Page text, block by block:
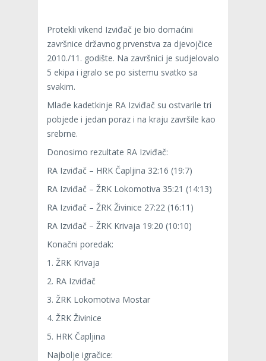
Protekli vikend Izviđač je bio domaćini
završnice državnog prvenstva za djevojčice
2010./11. godište. Na završnici je sudjelovalo
5 ekipa i igralo se po sistemu svatko sa
svakim.
Mlađe kadetkinje RA Izviđač su ostvarile tri
pobjede i jedan poraz i na kraju završile kao
srebrne.
Donosimo rezultate RA Izviđač:
RA Izviđač – HRK Čapljina 32:16 (19:7)
RA Izviđač – ŽRK Lokomotiva 35:21 (14:13)
RA Izviđač – ŽRK Živinice 27:22 (16:11)
RA Izviđač – ŽRK Krivaja 19:20 (10:10)
Konačni poredak:
1. ŽRK Krivaja
2. RA Izviđač
3. ŽRK Lokomotiva Mostar
4. ŽRK Živinice
5. HRK Čapljina
Najbolje igračice: